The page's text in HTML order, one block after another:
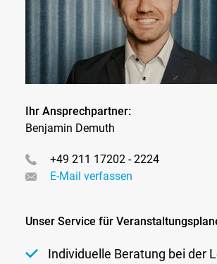
Ihr Ansprechpartner:
Benjamin Demuth
+49 211 17202 - 2224
E-Mail verfassen
Unser Service für
Individuelle Beratung bei der